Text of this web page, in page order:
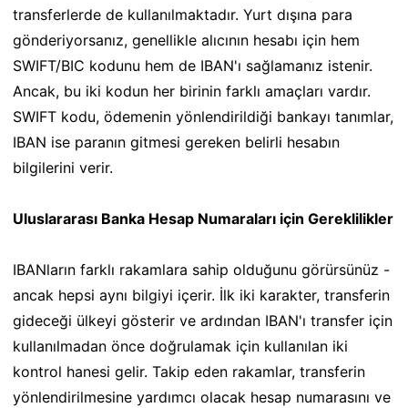
transferlerde de kullanılmaktadır. Yurt dışına para
gönderiyorsanız, genellikle alıcının hesabı için hem
SWIFT/BIC kodunu hem de IBAN'ı sağlamanız istenir.
Ancak, bu iki kodun her birinin farklı amaçları vardır.
SWIFT kodu, ödemenin yönlendirildiği bankayı tanımlar,
IBAN ise paranın gitmesi gereken belirli hesabın
bilgilerini verir.
Uluslararası Banka Hesap Numaraları için Gereklilikler
IBANların farklı rakamlara sahip olduğunu görürsünüz -
ancak hepsi aynı bilgiyi içerir. İlk iki karakter, transferin
gideceği ülkeyi gösterir ve ardından IBAN'ı transfer için
kullanılmadan önce doğrulamak için kullanılan iki
kontrol hanesi gelir. Takip eden rakamlar, transferin
yönlendirilmesine yardımcı olacak hesap numarasını ve